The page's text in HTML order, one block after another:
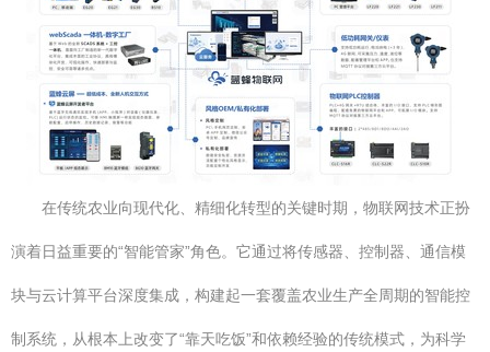
在传统农业向现代化、精细化转型的关键时期，物联网技术正扮
演着日益重要的“智能管家”角色。它通过将传感器、控制器、通信模
块与云计算平台深度集成，构建起一套覆盖农业生产全周期的智能控
制系统，从根本上改变了“靠天吃饭”和依赖经验的传统模式，为科学